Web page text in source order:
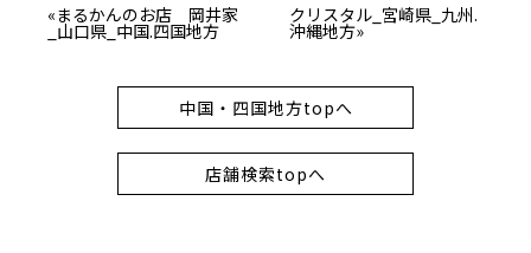
«まるかんのお店 岡井家
_山口県_中国.四国地方
クリスタル_宮崎県_九州.
沖縄地方»
中国・四国地方topへ
店舗検索topへ